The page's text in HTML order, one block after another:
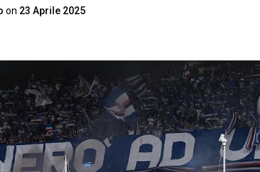
on 23 Aprile 2025